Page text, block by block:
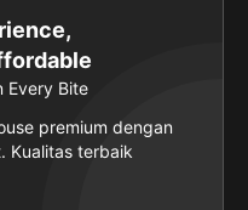
Every Bite
premium dengan
Kualitas terbaik